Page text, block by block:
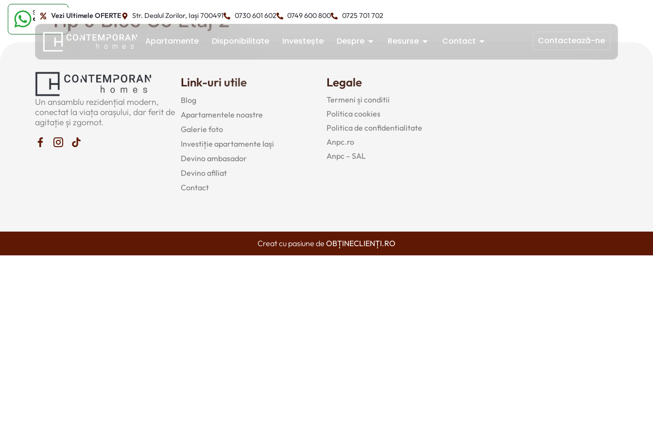
Vezi Ultimele OFERTE Str. Dealul Zorilor, Iași 700491 0730 601 602 0749 600 800 0725 701 702
Apartamente Disponibilitate Investește Despre Resurse Contact Contactează-ne
Tip J Bloc C5 Etaj 2
Sună-ne
acum
Un ansamblu rezidențial modern,
conectat la viața orașului, dar ferit de
agitație și zgomot.
Link-uri utile
Blog
Apartamentele noastre
Galerie foto
Investiție apartamente Iași
Devino ambasador
Devino afiliat
Contact
Legale
Termeni și conditii
Politica cookies
Politica de confidentialitate
Anpc.ro
Anpc – SAL
Creat cu pasiune de OBȚINECLIENȚI.RO